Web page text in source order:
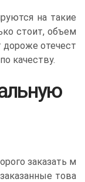
на такие
стоит, объем
дороже отечест
качеству.
заказать м
това